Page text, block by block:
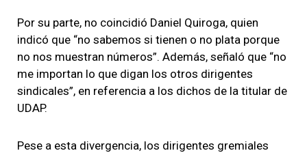
Por su parte, no coincidió Daniel Quiroga, quien
indicó que “no sabemos si tienen o no plata porque
no nos muestran números”. Además, señaló que “no
me importan lo que digan los otros dirigentes
sindicales”, en referencia a los dichos de la titular de
UDAP.
Pese a esta divergencia, los dirigentes gremiales